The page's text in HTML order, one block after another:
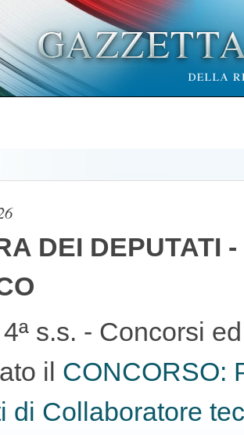
DEI DEPUTATI
s.s. - Concorsi
il CONCORSO:
di Collaboratore